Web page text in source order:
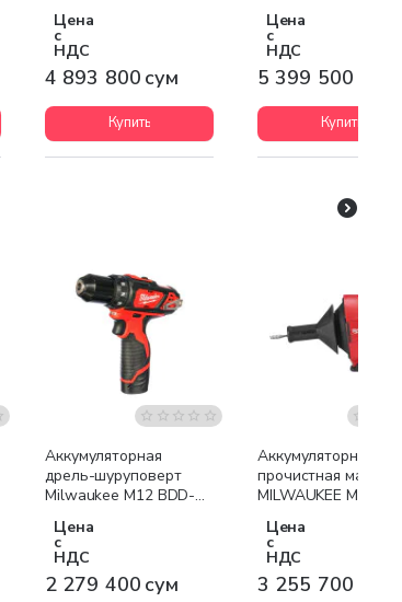
Цена
с
НДС
4 893 800 сум
Купить
FUEL
Цена
с
НДС
5 399 500 сум
Купить
Аккумуляторная
дрель-шуруповерт
Milwaukee M12 BDD-
Цена
с
НДС
2 279 400 сум
Аккумуляторная
прочистная машина
MILWAUKEE M12
Цена
с
НДС
3 255 700 сум